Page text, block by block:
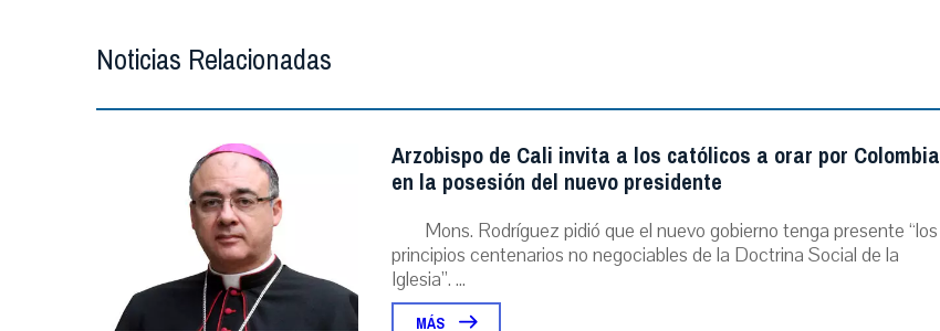
Noticias Relacionadas
Arzobispo de Cali invita a los católicos a orar por Colombia
en la posesión del nuevo presidente
Mons. Rodríguez pidió que el nuevo gobierno tenga presente “los
principios centenarios no negociables de la Doctrina Social de la
Iglesia”. ...
MÁS